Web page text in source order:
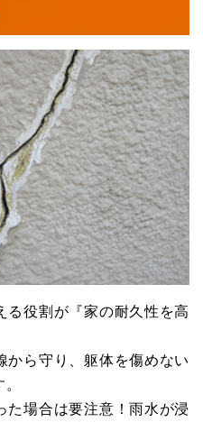
る役割が『家の耐久性を高
から守り、躯体を傷めない
た場合は要注意！雨水が浸